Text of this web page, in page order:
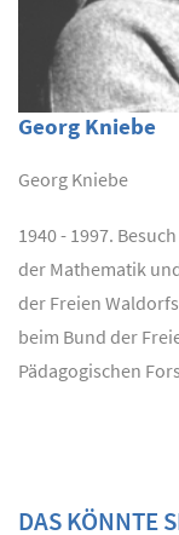
Georg Kniebe
Georg Kniebe
1940 - 1997.
der Mathematik
der Freien
beim Bund der
Pädagogischen
DAS KÖNNTE